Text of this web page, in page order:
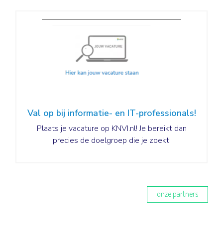
Val op bij informatie- en IT-professionals!
Plaats je vacature op KNVI.nl! Je bereikt dan
precies de doelgroep die je zoekt!
onze partners